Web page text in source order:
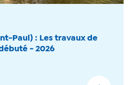
Paul) : Les travaux de
- 2026